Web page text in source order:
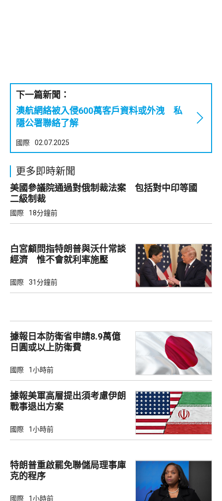
下一篇新聞：
澳航網絡被入侵600萬客戶資料或外洩 私
隱公署聯絡了解
國際 02.07.2025
更多即時新聞
美國參議院通過對俄制裁法案 包括對中印等國
二級制裁
國際 18分鐘前
白宮顧問指特朗普與沃什常談
經濟 惟不會就利率施壓
國際 31分鐘前
據報日本防衛省申請8.9萬億
日圓或以上防衛費
國際 1小時前
據報美軍高層提出須考慮伊朗
戰事退出方案
國際 1小時前
特朗普重啟罷免聯儲局理事庫
克的程序
國際 1小時前